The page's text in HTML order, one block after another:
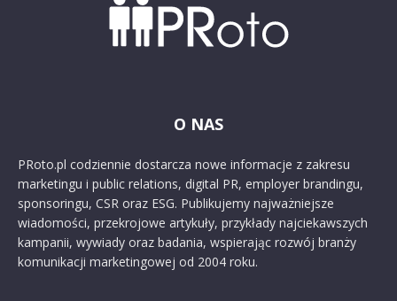
O NAS
PRoto.pl codziennie dostarcza nowe informacje z zakresu
marketingu i public relations, digital PR, employer brandingu,
sponsoringu, CSR oraz ESG. Publikujemy najważniejsze
wiadomości, przekrojowe artykuły, przykłady najciekawszych
kampanii, wywiady oraz badania, wspierając rozwój branży
komunikacji marketingowej od 2004 roku.